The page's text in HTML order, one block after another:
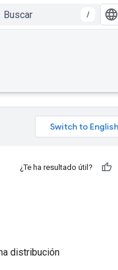
/
¿Te ha resultado útil?
distribución